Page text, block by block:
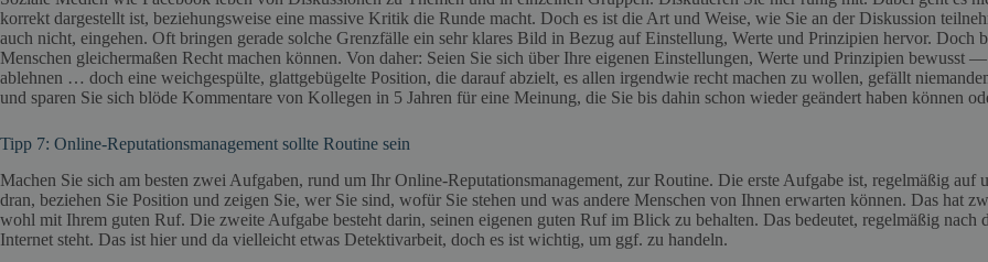
korrekt dargestellt ist, beziehungsweise eine massive Kritik die Runde macht. Doch es ist die Art und Weise, wie Sie an der Diskussion
auch nicht, eingehen. Oft bringen gerade solche Grenzfälle ein sehr klares Bild in Bezug auf Einstellung, Werte und Prinzipien hervor. Doch
Menschen gleichermaßen Recht machen können. Von daher: Seien Sie sich über Ihre eigenen Einstellungen, Werte und Prinzipien bewusst
ablehnen … doch eine weichgespülte, glattgebügelte Position, die darauf abzielt, es allen irgendwie recht machen zu wollen, gefällt
und sparen Sie sich blöde Kommentare von Kollegen in 5 Jahren für eine Meinung, die Sie bis dahin schon wieder geändert haben können
Tipp 7: Online-Reputationsmanagement sollte Routine sein
Machen Sie sich am besten zwei Aufgaben, rund um Ihr Online-Reputationsmanagement, zur Routine. Die erste Aufgabe ist, regelmäßig
dran, beziehen Sie Position und zeigen Sie, wer Sie sind, wofür Sie stehen und was andere Menschen von Ihnen erwarten können. Das hat
wohl mit Ihrem guten Ruf. Die zweite Aufgabe besteht darin, seinen eigenen guten Ruf im Blick zu behalten. Das bedeutet, regelmäßig nach
Internet steht. Das ist hier und da vielleicht etwas Detektivarbeit, doch es ist wichtig, um ggf. zu handeln.